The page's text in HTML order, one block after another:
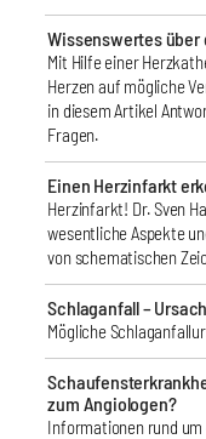
Wissenswertes
Mit Hilfe einer
Herzen auf mögliche
in diesem Artikel
Fragen.
Einen Herzinfarkt
Herzinfarkt! Dr. Sven
wesentliche Aspekte
von schematischen
Schlaganfall –
Mögliche
zum Angiologen?
Informationen rund